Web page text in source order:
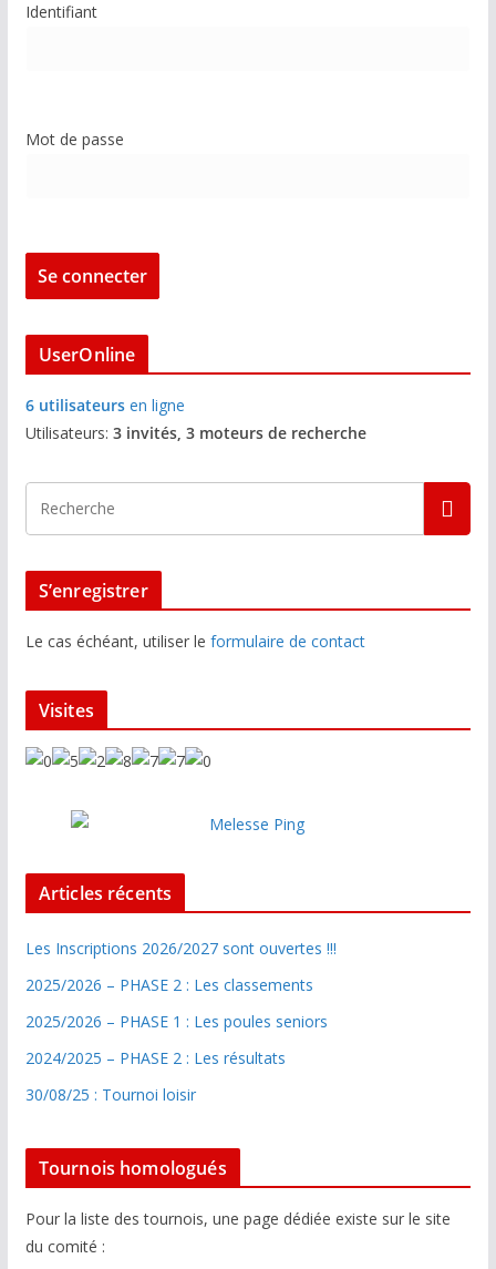
Identifiant
Mot de passe
UserOnline
6 utilisateursen ligne
Utilisateurs: 3 invités, 3 moteurs de recherche
S’enregistrer
Le cas échéant, utiliser le formulaire de contact
Visites
Articles récents
Les Inscriptions 2026/2027 sont ouvertes !!!
2025/2026 – PHASE 2 : Les classements
2025/2026 – PHASE 1 : Les poules seniors
2024/2025 – PHASE 2 : Les résultats
30/08/25 : Tournoi loisir
Tournois homologués
Pour la liste des tournois, une page dédiée existe sur le site
du comité :